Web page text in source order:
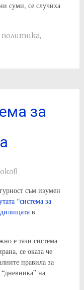
суми, се случиха
политика,
за
съм изумен
“система за
в
е тази система
се оказа че
правила за
на